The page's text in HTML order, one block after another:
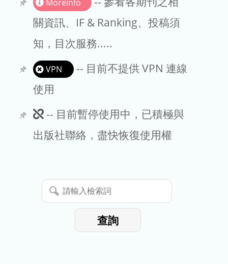
文章處理費
EndNote
Moreinfo
關資訊、IF & Ranking、投稿須
知，目次服務.....
VPN
-- 目前不提供 VPN 連線
使用
此
期
暫
停
-- 目前暫停使用中，已積極與
出版社聯絡，盡快恢復使用權
請
輸
查詢